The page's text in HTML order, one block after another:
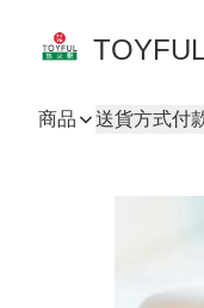
商品 送貨方式付